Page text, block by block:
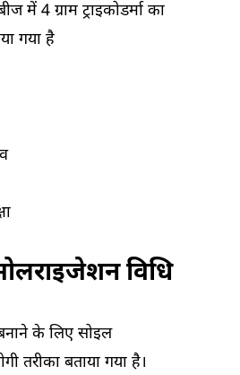
में 4 ग्राम ट्राइकोडर्मा का
गया है
विधि
बनाने के लिए सोइल
तरीका बताया गया है।